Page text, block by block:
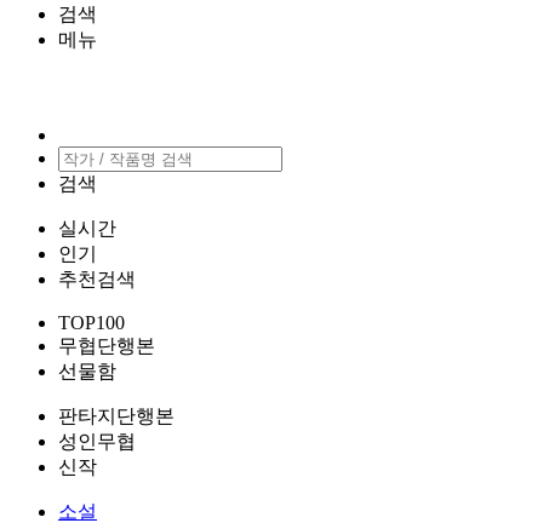
검색
메뉴
검색
실시간
인기
추천검색
TOP100
무협단행본
선물함
판타지단행본
성인무협
신작
소설